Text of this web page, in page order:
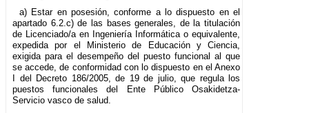
a) Estar en posesión, conforme a lo dispuesto en el
apartado 6.2.c) de las bases generales, de la titulación
de Licenciado/a en Ingeniería Informática o equivalente,
expedida por el Ministerio de Educación y Ciencia,
exigida para el desempeño del puesto funcional al que
se accede, de conformidad con lo dispuesto en el Anexo
I del Decreto 186/2005, de 19 de julio, que regula los
puestos funcionales del Ente Público Osakidetza-
Servicio vasco de salud.